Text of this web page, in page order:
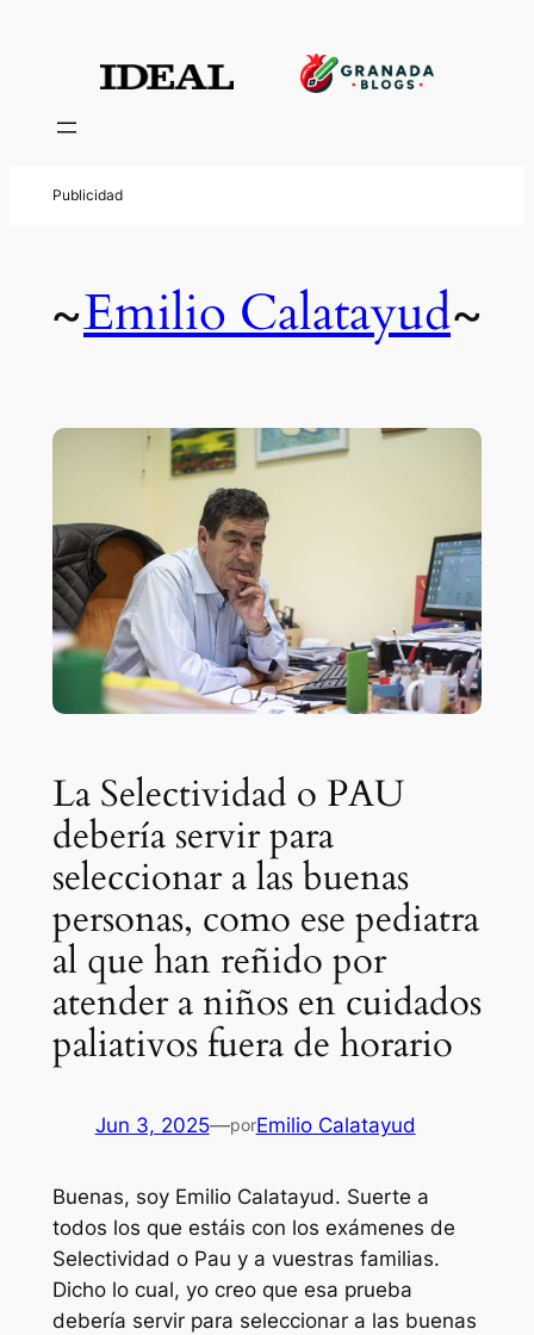
~Emilio Calatayud~
La Selectividad o PAU
debería servir para
seleccionar a las buenas
personas, como ese pediatra
al que han reñido por
atender a niños en cuidados
paliativos fuera de horario
Jun 3, 2025—porEmilio Calatayud
Buenas, soy Emilio Calatayud. Suerte a
todos los que estáis con los exámenes de
Selectividad o Pau y a vuestras familias.
Dicho lo cual, yo creo que esa prueba
debería servir para seleccionar a las buenas